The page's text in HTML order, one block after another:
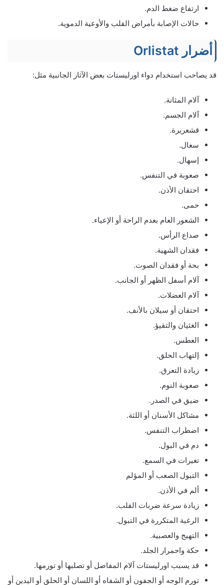
ارتفاع ضغط الدم.
حالات الإصابة بأمراض القلب والأوعية الدموية.
أضرار Orlistat
قد يصاحب استخدام دواء اورليستات بعض الآثار الجانبية مثل:
آلام المثانة.
آلام الجسم.
قشعريرة.
سعال.
إسهال.
صعوبة في التنفس.
احتقان الأذن.
حمى.
الشعور العام بعدم الراحة أو الإعياء.
صداع الرأس.
فقدان الشهية.
بحة أو فقدان الصوت.
آلام أسفل الظهر أو الجانب.
آلام العضلات.
احتقان أو سيلان بالأنف.
الغثيان والتقيؤ.
العطس.
إلتهاب الحلق.
زيادة التعرق.
صعوبة النوم.
ضيق في الصدر.
مشاكل الأسنان أو اللثة.
اضطراب التنفس.
دم في البول.
تغيرات في السمع.
التبول الصعب أو المؤلم
ألم في الأذن.
زيادة سرعة ضربات القلب.
الرغبة المتكررة في التبول.
التهيج والعصبية.
حكة واحمرار الجلد.
قد يسبب اورليستات آلام المفاصل أو تصلبها أو تورمها.
تورم الوجه أو الجفون أو الشفاه أو اللسان أو الحلق أو اليدين أو